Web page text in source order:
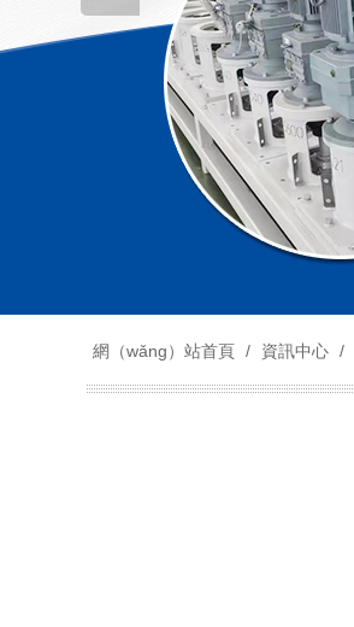
網（wǎng）站首頁 / 資訊中心 /